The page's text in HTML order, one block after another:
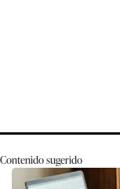
Contenido sugerido